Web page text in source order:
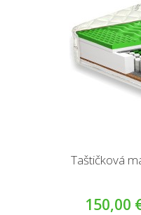
Taštičková
150,00